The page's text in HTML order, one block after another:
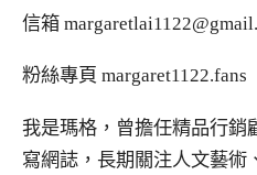
信箱
粉絲專頁 margaret1122.fans
我是瑪格，曾擔任精品行銷
寫網誌，長期關注人文藝術